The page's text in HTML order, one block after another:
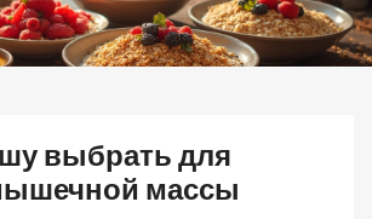
выбрать для
массы